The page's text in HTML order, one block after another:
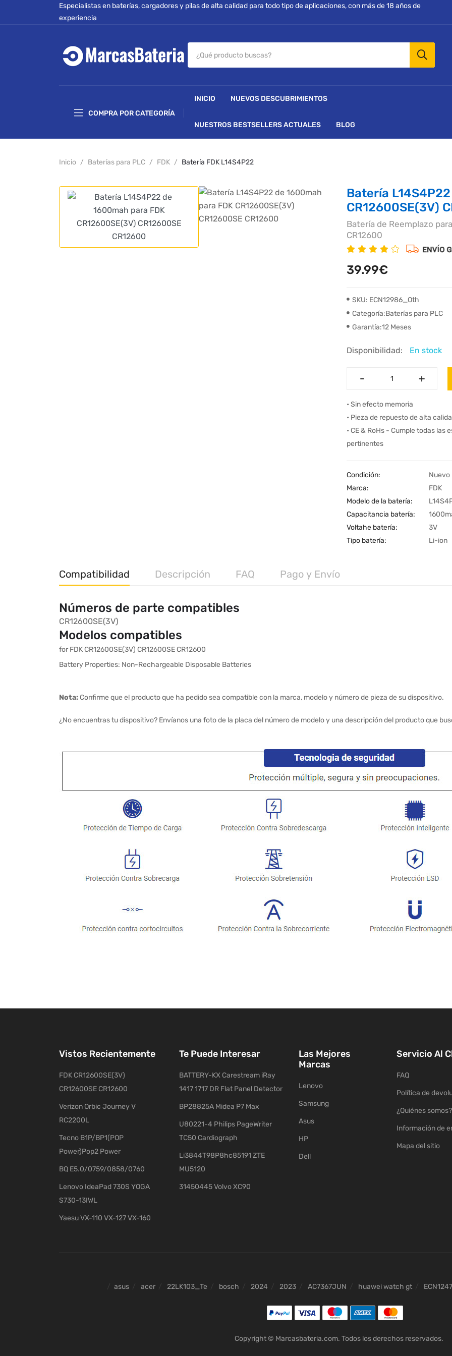
Especialistas en baterías, cargadores y pilas de alta calidad para todo tipo de aplicaciones, con más de 18 años de
experiencia
COMPRA POR CATEGORÍA
INICIO NUEVOS DESCUBRIMIENTOS
NUESTROS BESTSELLERS ACTUALES BLOG
Inicio Baterías para PLC FDK Batería FDK L14S4P22
Batería
CR12600SE(3V)
Batería de Reemplazo
CR12600
39.99€
SKU: ECN12986_Oth
Categoría:Baterías para PLC
Garantía:12 Meses
Disponibilidad: En stock
- +
- +
• Sin efecto memoria
• Pieza de repuesto de alta
• CE & RoHs - Cumple todas
pertinentes
Condición:
Nuevo
Marca:
FDK
Modelo de la batería:
Capacitancia batería:
Voltahe batería:
3V
Tipo batería:
Li-ion
Compatibilidad Descripción FAQ Pago y Envío
Números de parte compatibles
CR12600SE(3V)
Modelos compatibles
for FDK CR12600SE(3V) CR12600SE CR12600
Battery Properties: Non-Rechargeable Disposable Batteries
Nota:Confirme que el producto que ha pedido sea compatible con la marca, modelo y número de pieza de su dispositivo.
¿No encuentras tu dispositivo? Envíanos una foto de la placa del número de modelo y una descripción del producto que
Vistos Recientemente
FDK CR12600SE(3V)
CR12600SE CR12600
Verizon Orbic Journey V
RC2200L
Tecno B1P/BP1(POP
Power)Pop2 Power
BQ E5.0/0759/0858/0760
Lenovo IdeaPad 730S YOGA
S730-13IWL
Yaesu VX-110 VX-127 VX-160
Te Puede Interesar
BATTERY-KX Carestream iRay
1417 1717 DR Flat Panel Detector
BP28825A Midea P7 Max
U80221-4 Philips PageWriter
TC50 Cardiograph
Li3844T98P8hc85191 ZTE
MU5120
31450445 Volvo XC90
Las Mejores
Marcas
Lenovo
Samsung
Asus
HP
Dell
Servicio Al
FAQ
Política de
¿Quiénes somos?
Información de
Mapa del sitio
asus acer 22LK103_Te bosch 2024 2023 AC7367JUN huawei watch gt
Copyright © Marcasbateria.com. Todos los derechos reservados.